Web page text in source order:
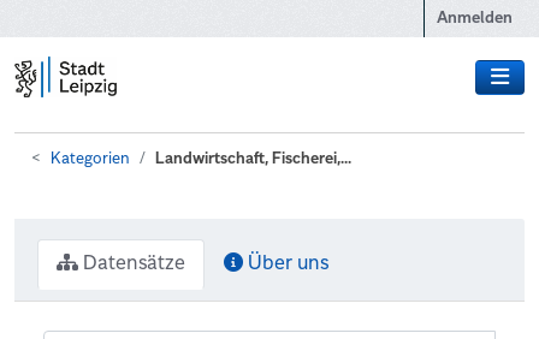
Anmelden
Kategorien Landwirtschaft, Fischerei,...
Datensätze Über uns